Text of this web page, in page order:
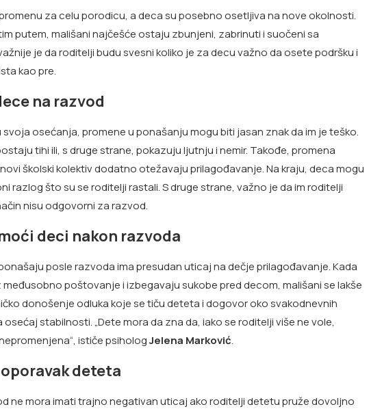
za celu porodicu, a deca su posebno osetljiva na nove okolnosti.
putem, mališani najčešće ostaju zbunjeni, zabrinuti i suočeni sa
je da roditelji budu svesni koliko je za decu važno da osete podršku i
kao pre.
na razvod
osećanja, promene u ponašanju mogu biti jasan znak da im je teško.
tihi ili, s druge strane, pokazuju ljutnju i nemir. Takođe, promena
školski kolektiv dodatno otežavaju prilagođavanje. Na kraju, deca mogu
razlog što su se roditelji rastali. S druge strane, važno je da im roditelji
nisu odgovorni za razvod.
deci nakon razvoda
posle razvoda ima presudan uticaj na dečje prilagođavanje. Kada
poštovanje i izbegavaju sukobe pred decom, mališani se lakše
donošenje odluka koje se tiču deteta i dogovor oko svakodnevnih
stabilnosti. „Dete mora da zna da, iako se roditelji više ne vole,
ističe psihologJelena Marković.
deteta
ne mora imati trajno negativan uticaj ako roditelji detetu pruže dovoljno